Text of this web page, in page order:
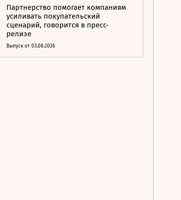
Партнерство помогает компаниям
усиливать покупательский
сценарий, говорится в пресс-
релизе
Выпуск от 03.08.2026